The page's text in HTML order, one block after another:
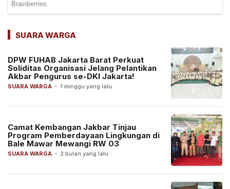
SUARA WARGA
SUARA WARGA - 1 minggu yang lalu
DPW FUHAB Jakarta Barat Perkuat
Soliditas Organisasi Jelang Pelantikan
Akbar Pengurus se-DKI Jakarta!
SUARA WARGA - 3 bulan yang lalu
Camat Kembangan Jakbar Tinjau
Program Pemberdayaan Lingkungan di
Bale Mawar Mewangi RW 03